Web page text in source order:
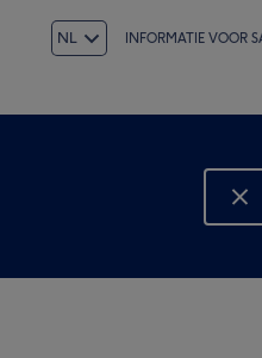
NL INFORMATIE VOOR